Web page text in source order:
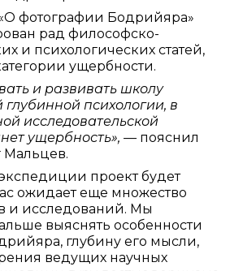
фотографии Бодрийяра»
рад философско-
и психологических статей,
ущербности.
и развивать школу
психологии, в
исследовательской
ущербность», — пояснил
Мальцев.
проект будет
ожидает еще множество
и исследований. Мы
выяснять особенности
глубину его мысли,
ведущих научных